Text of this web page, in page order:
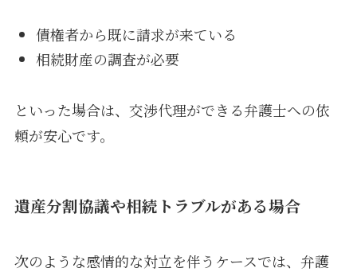
債権者から既に請求が来ている
相続財産の調査が必要
といった場合は、交渉代理ができる弁護士への依
頼が安心です。
遺産分割協議や相続トラブルがある場合
次のような感情的な対立を伴うケースでは、弁護